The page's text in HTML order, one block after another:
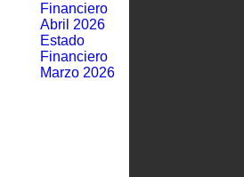
Financiero
Abril 2026
Estado
Financiero
Marzo 2026